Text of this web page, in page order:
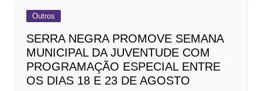
Outros
SERRA NEGRA PROMOVE SEMANA
MUNICIPAL DA JUVENTUDE COM
PROGRAMAÇÃO ESPECIAL ENTRE
OS DIAS 18 E 23 DE AGOSTO